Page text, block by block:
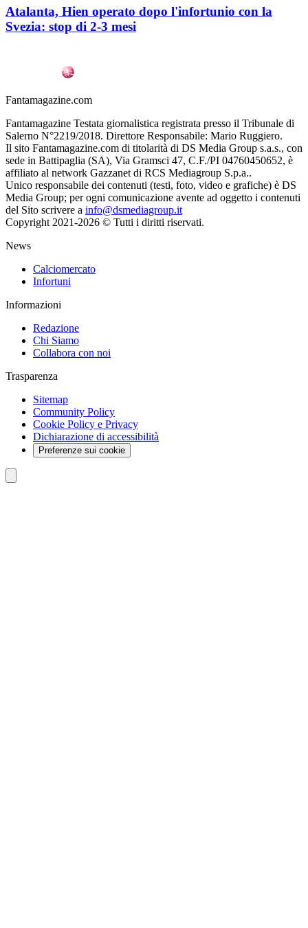
Atalanta, Hien operato dopo l'infortunio con la
Svezia: stop di 2-3 mesi
Fantamagazine.com
Fantamagazine Testata giornalistica registrata presso il Tribunale di
Salerno N°2219/2018. Direttore Responsabile: Mario Ruggiero.
Il sito Fantamagazine.com di titolarità di DS Media Group s.a.s., con
sede in Battipaglia (SA), Via Gramsci 47, C.F./PI 04760450652, è
affiliato al network Gazzanet di RCS Mediagroup S.p.a..
Unico responsabile dei contenuti (testi, foto, video e grafiche) è DS
Media Group; per ogni comunicazione avente ad oggetto i contenuti
del Sito scrivere a info@dsmediagroup.it
Copyright 2021-2026 © Tutti i diritti riservati.
News
Calciomercato
Infortuni
Informazioni
Redazione
Chi Siamo
Collabora con noi
Trasparenza
Sitemap
Community Policy
Cookie Policy e Privacy
Dichiarazione di accessibilità
Preferenze sui cookie